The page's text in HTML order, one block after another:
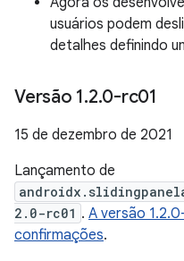
usuários podem
detalhes definindo
Versão 1.2.0-rc01
15 de dezembro de 2021
Lançamento de
2.0-rc01 . A versão
confirmações.